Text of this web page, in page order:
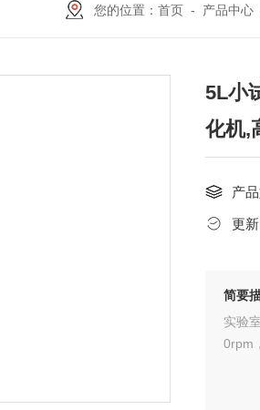
您的位置： 首页- 产品中心
5L小
化机,
产
更新
简要
实验
0rpm